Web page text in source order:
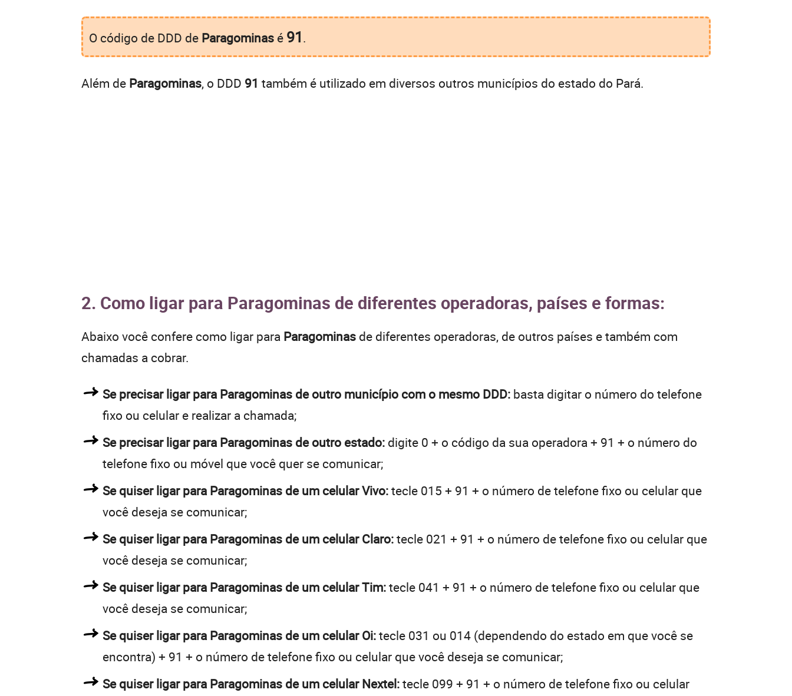
O código de DDD de Paragominas é 91.
Além de Paragominas, o DDD 91 também é utilizado em diversos outros municípios do estado do Pará.
2. Como ligar para Paragominas de diferentes operadoras, países e formas:
Abaixo você confere como ligar para Paragominas de diferentes operadoras, de outros países e também com
chamadas a cobrar.
Se precisar ligar para Paragominas de outro município com o mesmo DDD: basta digitar o número do telefone
fixo ou celular e realizar a chamada;
Se precisar ligar para Paragominas de outro estado: digite 0 + o código da sua operadora + 91 + o número do
telefone fixo ou móvel que você quer se comunicar;
Se quiser ligar para Paragominas de um celular Vivo:tecle 015 + 91 + o número de telefone fixo ou celular que
você deseja se comunicar;
Se quiser ligar para Paragominas de um celular Claro:tecle 021 + 91 + o número de telefone fixo ou celular que
você deseja se comunicar;
Se quiser ligar para Paragominas de um celular Tim:tecle 041 + 91 + o número de telefone fixo ou celular que
você deseja se comunicar;
Se quiser ligar para Paragominas de um celular Oi:tecle 031 ou 014 (dependendo do estado em que você se
encontra) + 91 + o número de telefone fixo ou celular que você deseja se comunicar;
Se quiser ligar para Paragominas de um celular Nextel:tecle 099 + 91 + o número de telefone fixo ou celular